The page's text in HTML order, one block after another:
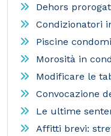
Dehors
Condizionatori
Piscine
Morosità in
Modificare le
Convocazione
Le ultime
Affitti brevi: